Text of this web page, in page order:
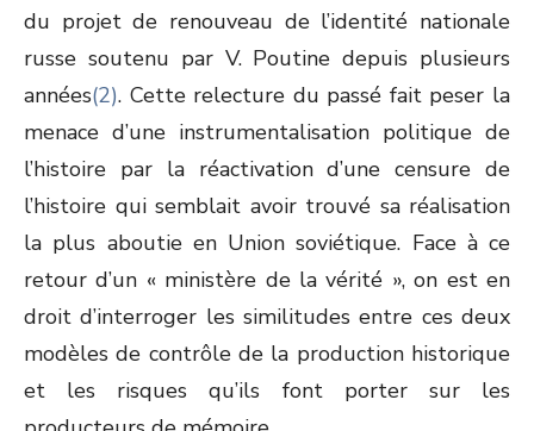
du projet de renouveau de l’identité nationale
russe soutenu par V. Poutine depuis plusieurs
années(2). Cette relecture du passé fait peser la
menace d’une instrumentalisation politique de
l’histoire par la réactivation d’une censure de
l’histoire qui semblait avoir trouvé sa réalisation
la plus aboutie en Union soviétique. Face à ce
retour d’un « ministère de la vérité », on est en
droit d’interroger les similitudes entre ces deux
modèles de contrôle de la production historique
et les risques qu’ils font porter sur les